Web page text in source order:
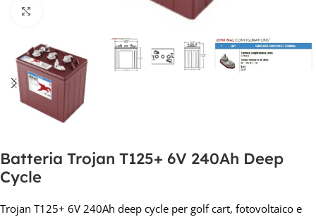
Batteria Trojan T125+ 6V 240Ah Deep
Cycle
Trojan T125+ 6V 240Ah deep cycle per golf cart, fotovoltaico e